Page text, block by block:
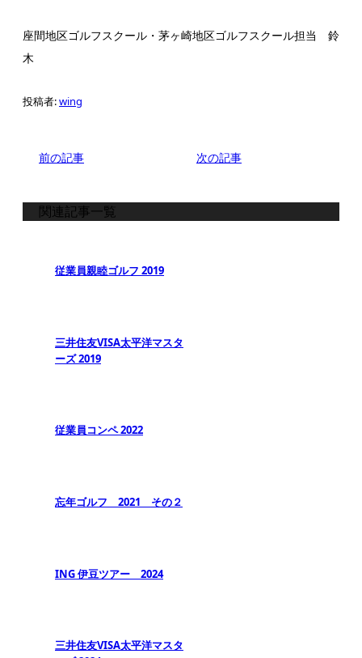
座間地区ゴルフスクール・茅ヶ崎地区ゴルフスクール担当 鈴
木
投稿者:wing
前の記事 次の記事
関連記事一覧
従業員親睦ゴルフ 2019
三井住友VISA太平洋マスタ
ーズ 2019
従業員コンペ 2022
忘年ゴルフ 2021 その２
ING 伊豆ツアー 2024
三井住友VISA太平洋マスタ